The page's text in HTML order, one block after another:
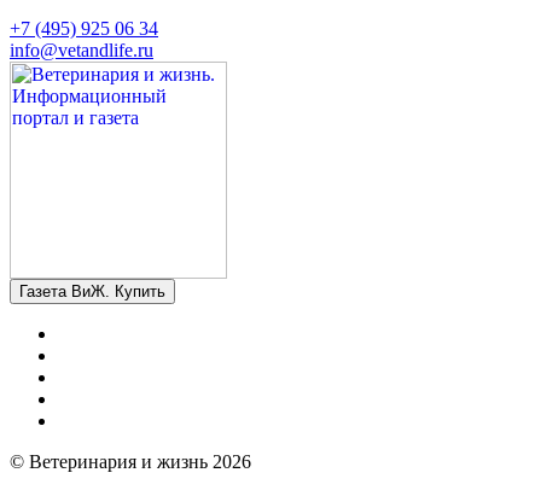
+7 (495) 925 06 34
info@vetandlife.ru
Газета ВиЖ. Купить
© Ветеринария и жизнь 2026